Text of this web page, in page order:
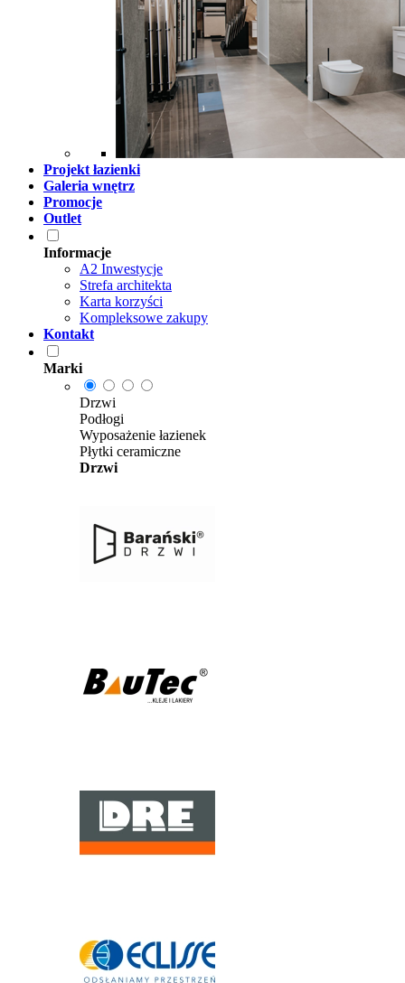
Projekt łazienki
Galeria wnętrz
Promocje
Outlet
Informacje
A2 Inwestycje
Strefa architekta
Karta korzyści
Kompleksowe zakupy
Kontakt
Marki
Drzwi
Podłogi
Wyposażenie łazienek
Płytki ceramiczne
Drzwi